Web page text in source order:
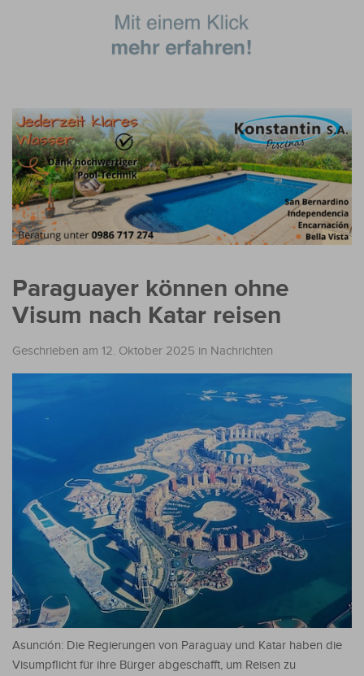
Paraguayer können ohne
Visum nach Katar reisen ​
Geschrieben am 12. Oktober 2025 in Nachrichten
Asunción: Die Regierungen von Paraguay und Katar haben die
Visumpflicht für ihre Bürger abgeschafft, um Reisen zu